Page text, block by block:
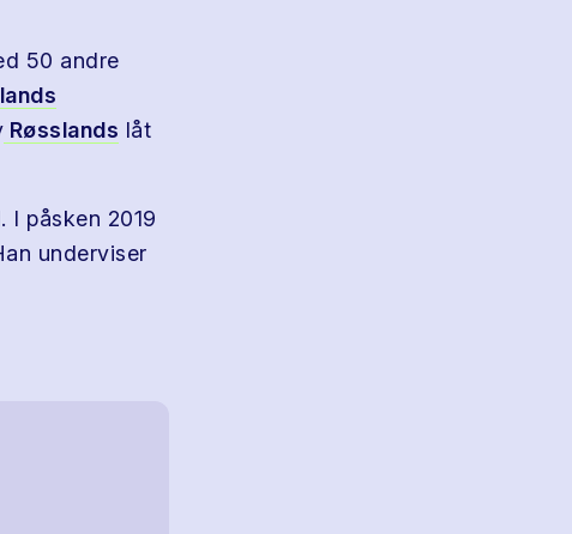
50 andre
Røsslands låt
I påsken 2019
underviser